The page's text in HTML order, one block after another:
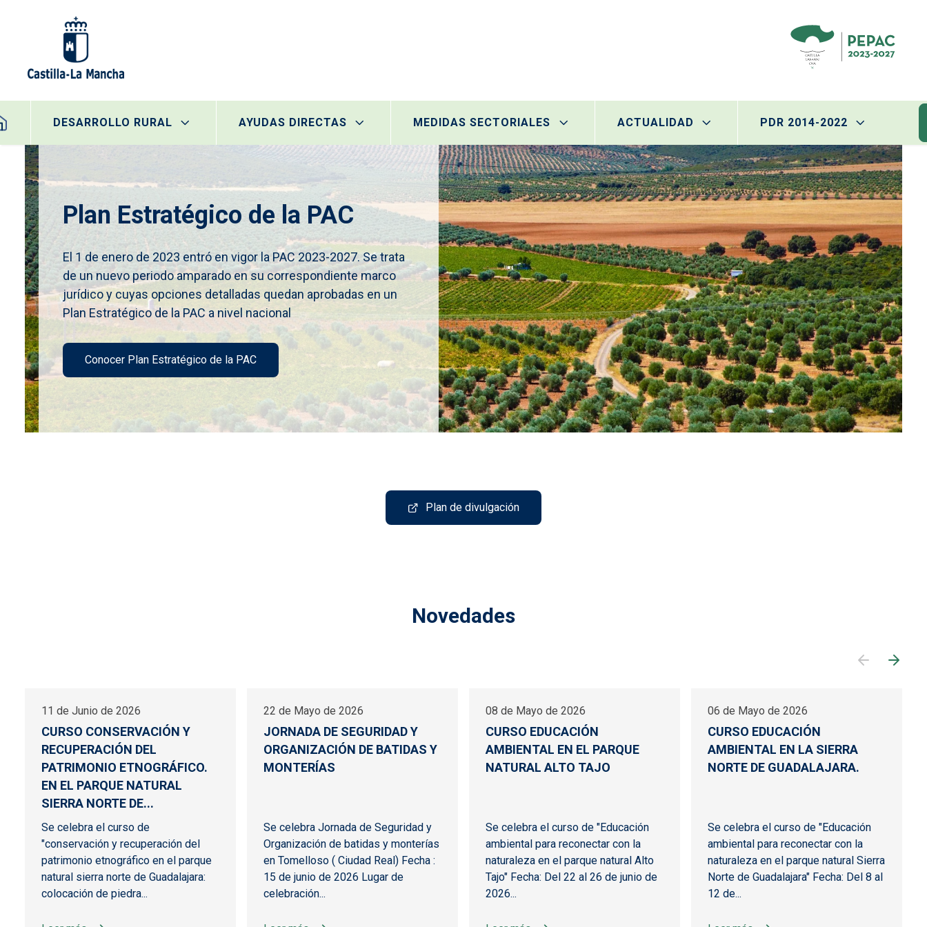
principal
DESARROLLO RURAL AYUDAS DIRECTAS MEDIDAS SECTORIALES ACTUALIDAD PDR 2014-2022
Plan Estratégico de la PAC
El 1 de enero de 2023 entró en vigor la PAC 2023-2027. Se trata
de un nuevo periodo amparado en su correspondiente marco
jurídico y cuyas opciones detalladas quedan aprobadas en un
Plan Estratégico de la PAC a nivel nacional
Conocer Plan Estratégico de la PAC
Imagen
Plan de divulgación
Novedades
11 de Junio de 2026
CURSO CONSERVACIÓN Y
RECUPERACIÓN DEL
PATRIMONIO ETNOGRÁFICO.
EN EL PARQUE NATURAL
SIERRA NORTE DE...
Se celebra el curso de
"conservación y recuperación del
patrimonio etnográfico en el parque
natural sierra norte de Guadalajara:
colocación de piedra...
22 de Mayo de 2026
JORNADA DE SEGURIDAD Y
ORGANIZACIÓN DE BATIDAS Y
MONTERÍAS
Se celebra Jornada de Seguridad y
Organización de batidas y monterías
en Tomelloso ( Ciudad Real) Fecha :
15 de junio de 2026 Lugar de
celebración...
08 de Mayo de 2026
CURSO EDUCACIÓN
AMBIENTAL EN EL PARQUE
NATURAL ALTO TAJO
Se celebra el curso de "Educación
ambiental para reconectar con la
naturaleza en el parque natural Alto
Tajo" Fecha: Del 22 al 26 de junio de
2026...
06 de Mayo de 2026
CURSO EDUCACIÓN
AMBIENTAL EN LA SIERRA
NORTE DE GUADALAJARA.
Se celebra el curso de "Educación
ambiental para reconectar con la
naturaleza en el parque natural Sierra
Norte de Guadalajara" Fecha: Del 8 al
12 de...